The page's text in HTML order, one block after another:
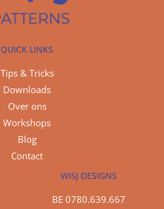
QUICK LINKS
Tips & Tricks
Downloads
Over ons
Workshops
Blog
Contact
WISJ DESIGNS
BE 0780.639.667